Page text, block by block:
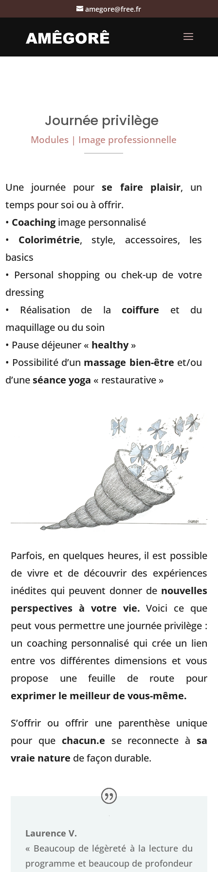
amegore@free.fr
Journée privilège
Modules | Image professionnelle
Une journée pour se faire plaisir, un
temps pour soi ou à offrir.
• Coachingimage personnalisé
• Colorimétrie, style, accessoires, les
basics
• Personal shopping ou chek-up de votre
dressing
• Réalisation de la coiffure et du
maquillage ou du soin
• Pause déjeuner « healthy»
• Possibilité d’un massage bien-être et/ou
d’une séance yoga « restaurative »
Parfois, en quelques heures, il est possible
de vivre et de découvrir des expériences
inédites qui peuvent donner de nouvelles
perspectives à votre vie. Voici ce que
peut vous permettre une journée privilège :
un coaching personnalisé qui crée un lien
entre vos différentes dimensions et vous
propose une feuille de route pour
exprimer le meilleur de vous-même.
S’offrir ou offrir une parenthèse unique
pour que chacun.e se reconnecte à sa
vraie nature de façon durable.
Laurence V.
« Beaucoup de légèreté à la lecture du
programme et beaucoup de profondeur